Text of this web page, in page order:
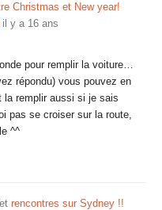
Christmas et New year!
il y a 16 ans
pour remplir la voiture…
répondu) vous pouvez en
la remplir aussi si je sais
pas se croiser sur la route,
^^
rencontres sur Sydney !!